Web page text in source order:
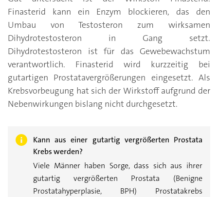
Finasterid kann ein Enzym blockieren, das den
Umbau von Testosteron zum wirksamen
Dihydrotestosteron in Gang setzt.
Dihydrotestosteron ist für das Gewebewachstum
verantwortlich. Finasterid wird kurzzeitig bei
gutartigen Prostatavergrößerungen eingesetzt. Als
Krebsvorbeugung hat sich der Wirkstoff aufgrund der
Nebenwirkungen bislang nicht durchgesetzt.
Kann aus einer gutartig vergrößerten Prostata
Krebs werden?
Viele Männer haben Sorge, dass sich aus ihrer
gutartig vergrößerten Prostata (Benigne
Prostatahyperplasie, BPH) Prostatakrebs